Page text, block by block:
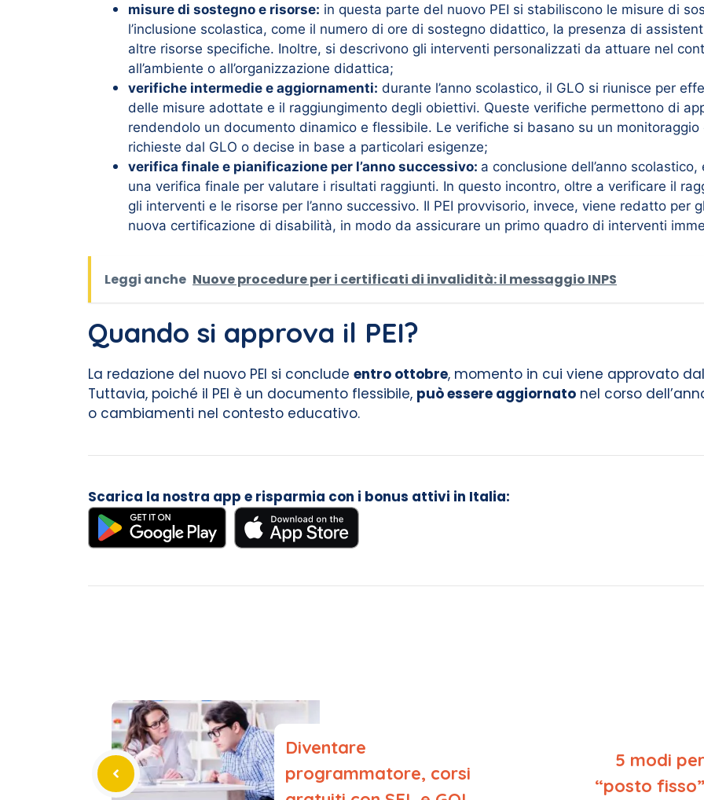
misure di sostegno e risorse: in questa parte del nuovo PEI si stabiliscono le misure di
l’inclusione scolastica, come il numero di ore di sostegno didattico, la presenza di
altre risorse specifiche. Inoltre, si descrivono gli interventi personalizzati da attuare nel
all’ambiente o all’organizzazione didattica;
verifiche intermedie e aggiornamenti: durante l’anno scolastico, il GLO si riunisce per
delle misure adottate e il raggiungimento degli obiettivi. Queste verifiche permettono di
rendendolo un documento dinamico e flessibile. Le verifiche si basano su un monitoraggio
richieste dal GLO o decise in base a particolari esigenze;
verifica finale e pianificazione per l’anno successivo: a conclusione dell’anno
una verifica finale per valutare i risultati raggiunti. In questo incontro, oltre a verificare il
gli interventi e le risorse per l’anno successivo. Il PEI provvisorio, invece, viene redatto per
nuova certificazione di disabilità, in modo da assicurare un primo quadro di interventi
Leggi anche Nuove procedure per i certificati di invalidità: il messaggio INPS
Quando si approva il PEI?
La redazione del nuovo PEI si conclude entro ottobre, momento in cui viene approvato
Tuttavia, poiché il PEI è un documento flessibile, può essere aggiornato nel corso
o cambiamenti nel contesto educativo.
Scarica la nostra app e risparmia con i bonus attivi in Italia:
Diventare
programmatore, corsi
5 modi
“posto